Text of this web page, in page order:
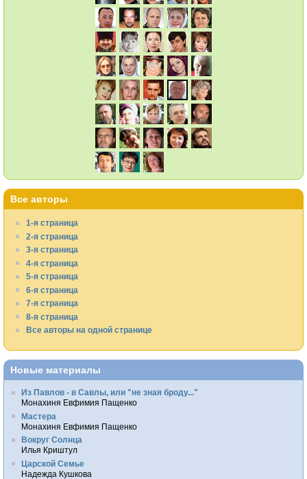
Все авторы
1-я страница
2-я страница
3-я страница
4-я страница
5-я страница
6-я страница
7-я страница
8-я страница
Все авторы на одной странице
Новые материалы
Из Павлов - в Савлы, или "не зная броду..."
Монахиня Евфимия Пащенко
Мастера
Монахиня Евфимия Пащенко
Вокруг Солнца
Илья Криштул
Царской Семье
Надежда Кушкова